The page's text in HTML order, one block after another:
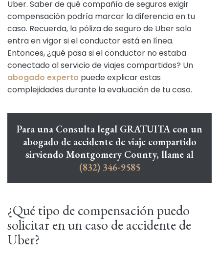
Uber. Saber de qué compañía de seguros exigir
compensación podría marcar la diferencia en tu
caso. Recuerda, la póliza de seguro de Uber solo
entra en vigor si el conductor está en línea.
Entonces, ¿qué pasa si el conductor no estaba
conectado al servicio de viajes compartidos? Un
abogado experto puede explicar estas
complejidades durante la evaluación de tu caso.
Para una Consulta legal GRATUITA con un
abogado de accidente de viaje compartido
sirviendo Montgomery County, llame al
(832) 346-9585
¿Qué tipo de compensación puedo
solicitar en un caso de accidente de
Uber?